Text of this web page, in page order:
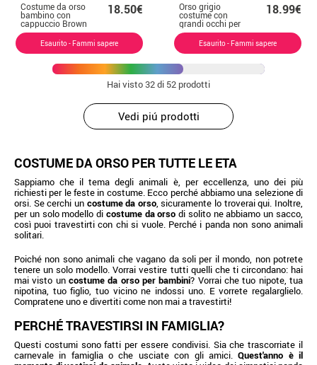
Costume da orso
bambino con
cappuccio Brown
18.50€
Esaurito - Fammi sapere
Orso grigio
costume con
grandi occhi per
bambini
18.99€
Esaurito - Fammi sapere
Hai visto32di 52 prodotti
Vedi piú prodotti
COSTUME DA ORSO PER TUTTE LE ETÀ
Sappiamo che il tema degli animali è, per eccellenza, uno dei più
richiesti per le feste in costume. Ecco perché abbiamo una selezione di
orsi. Se cerchi un costume da orso, sicuramente lo troverai qui. Inoltre,
per un solo modello di costume da orso di solito ne abbiamo un sacco,
così puoi travestirti con chi si vuole. Perché i panda non sono animali
solitari.
Poiché non sono animali che vagano da soli per il mondo, non potrete
tenere un solo modello. Vorrai vestire tutti quelli che ti circondano: hai
mai visto un costume da orso per bambini? Vorrai che tuo nipote, tua
nipotina, tuo figlio, tuo vicino ne indossi uno. E vorrete regalarglielo.
Compratene uno e divertiti come non mai a travestirti!
PERCHÉ TRAVESTIRSI IN FAMIGLIA?
Questi costumi sono fatti per essere condivisi. Sia che trascorriate il
carnevale in famiglia o che usciate con gli amici.Quest'anno è il